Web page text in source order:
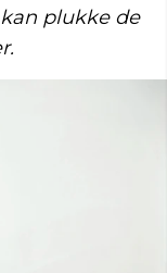
plukke de